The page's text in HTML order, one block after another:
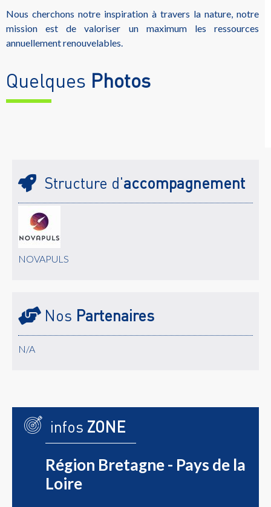
Nous cherchons notre inspiration à travers la nature, notre
mission est de valoriser un maximum les ressources
annuellement renouvelables.
Quelques Photos
Structure d'accompagnement
NOVAPULS
Nos Partenaires
N/A
infos ZONE
Région Bretagne - Pays de la
Loire